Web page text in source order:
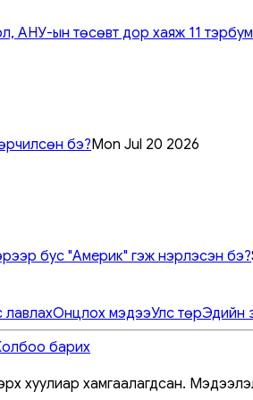
АНУ-ын төсөвт дор хаяж 11
бэ?Mon Jul 20 2026
бус "Америк" гэж нэрлэсэн бэ?
лавлахОнцлох мэдээУлс төрЭдийн
барих
хуулиар хамгаалагдсан.